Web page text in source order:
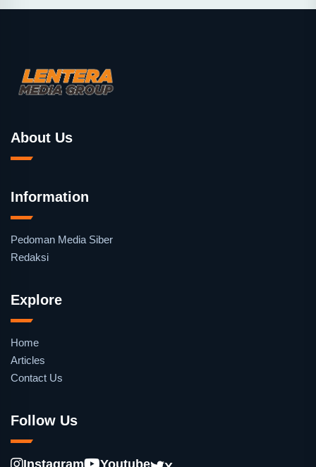
About Us
Information
Pedoman Media Siber
Redaksi
Explore
Home
Articles
Contact Us
Follow Us
Instagram Youtube